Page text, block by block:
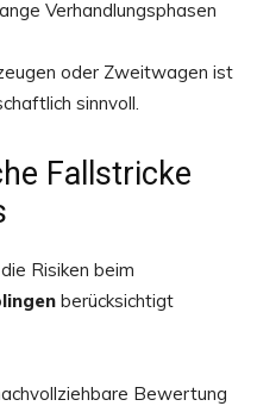
Verhandlungsphasen
oder Zweitwagen ist
sinnvoll.
Fallstricke
Risiken beim
berücksichtigt
Bewertung